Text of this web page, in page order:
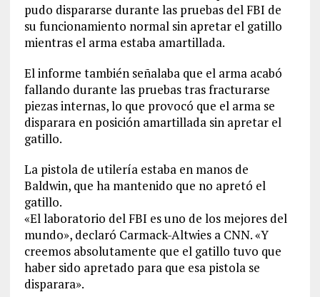
pudo dispararse durante las pruebas del FBI de
su funcionamiento normal sin apretar el gatillo
mientras el arma estaba amartillada.
El informe también señalaba que el arma acabó
fallando durante las pruebas tras fracturarse
piezas internas, lo que provocó que el arma se
disparara en posición amartillada sin apretar el
gatillo.
La pistola de utilería estaba en manos de
Baldwin, que ha mantenido que no apretó el
gatillo.
«El laboratorio del FBI es uno de los mejores del
mundo», declaró Carmack-Altwies a CNN. «Y
creemos absolutamente que el gatillo tuvo que
haber sido apretado para que esa pistola se
disparara».